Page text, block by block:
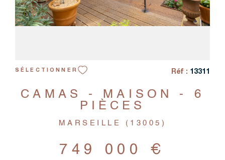
SÉLECTIONNER Réf : 13311
CAMAS - MAISON - 6
PIÈCES
MARSEILLE (13005)
749 000 €